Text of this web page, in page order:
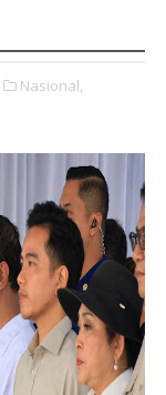
Nasional,